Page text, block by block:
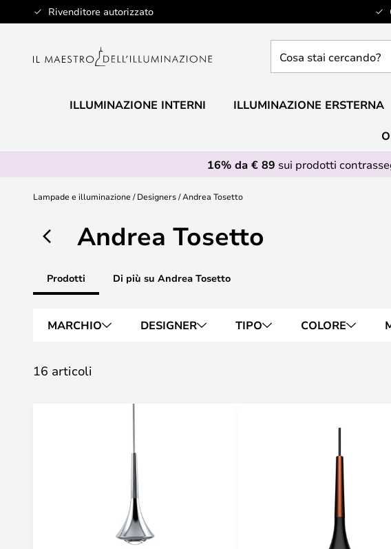
Rivenditore autorizzato
Salta
al
stai
ILLUMINAZIONE INTERNI ILLUMINAZIONE ERSTERNA
16% da € 89 sui prodotti
Lampade e illuminazione Designers Andrea Tosetto
Andrea Tosetto
Prodotti Di più su Andrea Tosetto
MARCHIO DESIGNER TIPO COLORE
16 articoli